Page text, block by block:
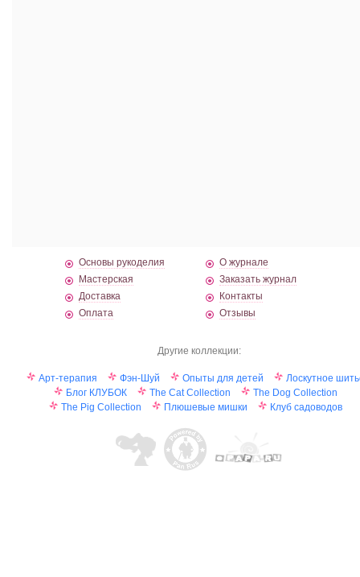
Основы рукоделия
Мастерская
О журнале
Заказать журнал
Доставка
Оплата
Контакты
Отзывы
Другие коллекции:
Арт-терапия Фэн-Шуй Опыты для детей
Лоскутное
Блог КЛУБОК
The Cat Collection
The Dog Collection
The Pig Collection
Плюшевые мишки Клуб садоводов